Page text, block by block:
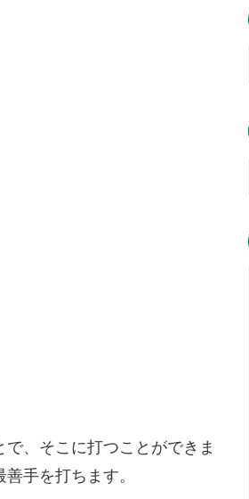
で、そこに打つことができま
手を打ちます。